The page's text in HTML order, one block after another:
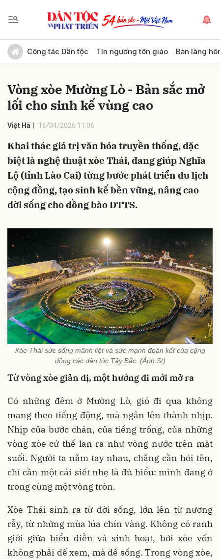
Công tác Dân tộc Tín ngưỡng tôn giáo Bản làng
Vòng xòe Mường Lò - Bản sắc mở
lối cho sinh kế vùng cao
Việt Hà 16/04/2026 11:06
Khai thác giá trị văn hóa truyền thống, đặc
biệt là nghệ thuật xòe Thái, đang giúp Nghĩa
Lộ (tỉnh Lào Cai) từng bước phát triển du lịch
cộng đồng, tạo sinh kế bền vững, nâng cao
đời sống cho đồng bào DTTS.
Xòe Thái sức sống mãnh liệt và sức mạnh đoàn kết của cộng
đồng các dân tộc Tây Bắc. (Ảnh St)
Từ vòng xòe giản dị, một hướng đi mới mở ra
Có những đêm ở Mường Lò, gió đi qua không
mang theo tiếng động, mà ngân lên thành nhịp.
Nhịp của bước chân, của tiếng trống, của những
vòng xòe cứ thế lan ra như vòng nước trên mặt
suối. Người ta nắm tay nhau, chẳng cần hỏi tên,
chỉ cần một cái siết nhẹ là đủ hiểu: mình đang ở
trong cùng một vòng tròn.
Xòe Thái sinh ra từ đời sống, lớn lên từ nương
rẫy, từ những mùa lúa chín vàng. Không có ranh
giới giữa biểu diễn và sinh hoạt, bởi xòe vốn
không phải để xem, mà để sống. Trong vòng xòe,
Gửi bình luận
Hủy Gửi